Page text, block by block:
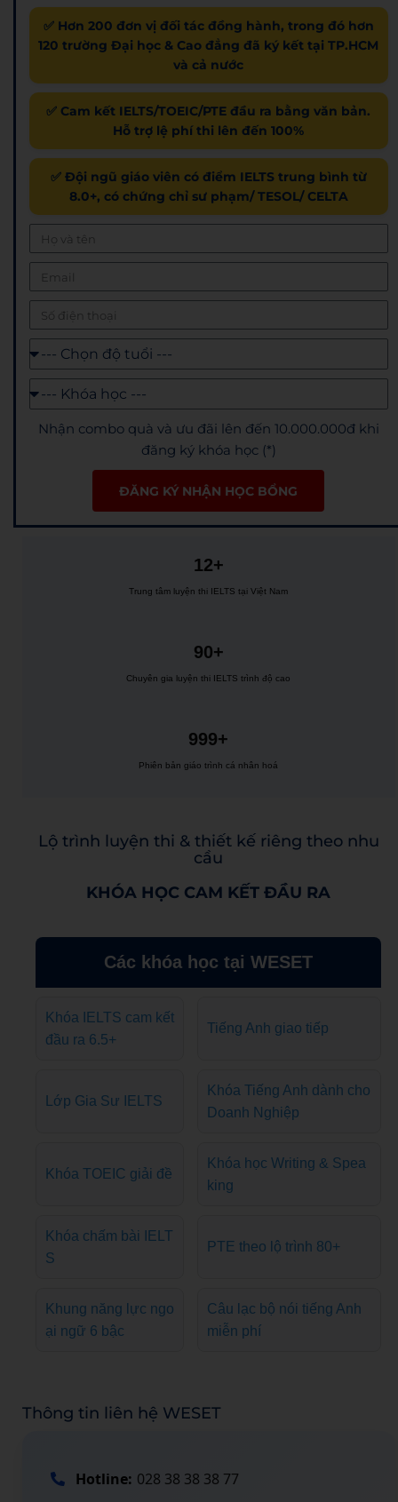
✅ Hơn 200 đơn vị đối tác đồng hành, trong đó hơn
120 trường Đại học & Cao đẳng đã ký kết tại TP.HCM
và cả nước
✅ Cam kết IELTS/TOEIC/PTE đầu ra bằng văn bản.
Hỗ trợ lệ phí thi lên đến 100%
✅ Đội ngũ giáo viên có điểm IELTS trung bình từ
8.0+, có chứng chỉ sư phạm/ TESOL/ CELTA
Nhận combo quà và ưu đãi lên đến 10.000.000đ khi
đăng ký khóa học (*)
ĐĂNG KÝ NHẬN HỌC BỔNG
12+
Trung tâm luyện thi IELTS tại Việt Nam
90+
Chuyên gia luyện thi IELTS trình độ cao
999+
Phiên bản giáo trình cá nhân hoá
Lộ trình luyện thi & thiết kế riêng theo nhu
cầu
KHÓA HỌC CAM KẾT ĐẦU RA
Các khóa học tại WESET
Khóa IELTS cam kết
đầu ra 6.5+
Tiếng Anh giao tiếp
Lớp Gia Sư IELTS
Khóa Tiếng Anh dành cho
Doanh Nghiệp
Khóa TOEIC giải đề
Khóa học Writing & Spea
king
Khóa chấm bài IELT
S
PTE theo lộ trình 80+
Khung năng lực ngo
ại ngữ 6 bậc
Câu lạc bộ nói tiếng Anh
miễn phí
Thông tin liên hệ WESET
Hotline: 028 38 38 38 77